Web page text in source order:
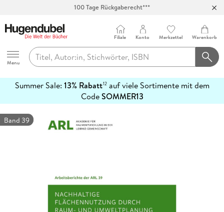
100 Tage Rückgaberecht***
Hugendubel
Menu
Filiale Konto Merkzettel Warenkorb
Summer Sale: 13% Rabatt12auf viele Sortimente mit dem
CodeSOMMER13
erfahren
Band 39